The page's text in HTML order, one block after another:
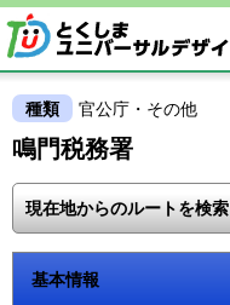
種類 官公庁・その他
鳴門税務署
現在地からのルートを検索
基本情報